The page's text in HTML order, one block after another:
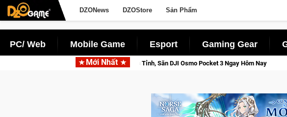
DZONews DZOStore Sản Phẩm
PC/ Web Mobile Game Esport Gaming Gear
Mới Nhất
Săn DJI Osmo Pocket 3 Ngay Hôm Nay Lineage W – Quyền lực và tài phú sẽ về